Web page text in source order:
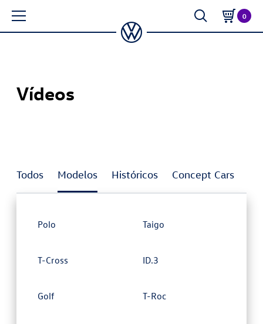
0
Vídeos
Todos Modelos Históricos Concept Cars
Polo Taigo
T-Cross ID.3
Golf T-Roc